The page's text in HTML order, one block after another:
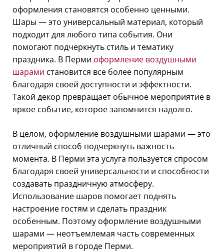
оформления становятся особенно ценными.
Шары — это универсальный материал, который
подходит для любого типа события. Они
помогают подчеркнуть стиль и тематику
праздника. В Перми оформление воздушными
шарами становится все более популярным
благодаря своей доступности и эффектности.
Такой декор превращает обычное мероприятие в
яркое событие, которое запомнится надолго.
В целом, оформление воздушными шарами — это
отличный способ подчеркнуть важность
момента. В Перми эта услуга пользуется спросом
благодаря своей универсальности и способности
создавать праздничную атмосферу.
Использование шаров помогает поднять
настроение гостям и сделать праздник
особенным. Поэтому оформление воздушными
шарами — неотъемлемая часть современных
мероприятий в городе Перми.